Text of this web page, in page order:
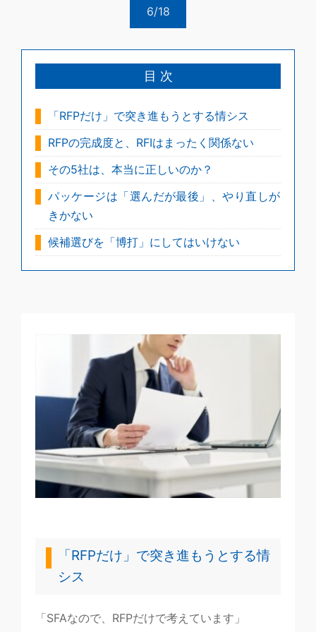
6/18
目 次
「RFPだけ」で突き進もうとする情シス
RFPの完成度と、RFIはまったく関係ない
その5社は、本当に正しいのか？
パッケージは「選んだが最後」、やり直しが
きかない
候補選びを「博打」にしてはいけない
「RFPだけ」で突き進もうとする情
シス
「SFAなので、RFPだけで考えています」